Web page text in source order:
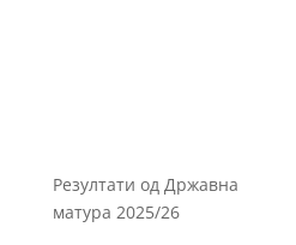
Резултати од Државна
матура 2025/26